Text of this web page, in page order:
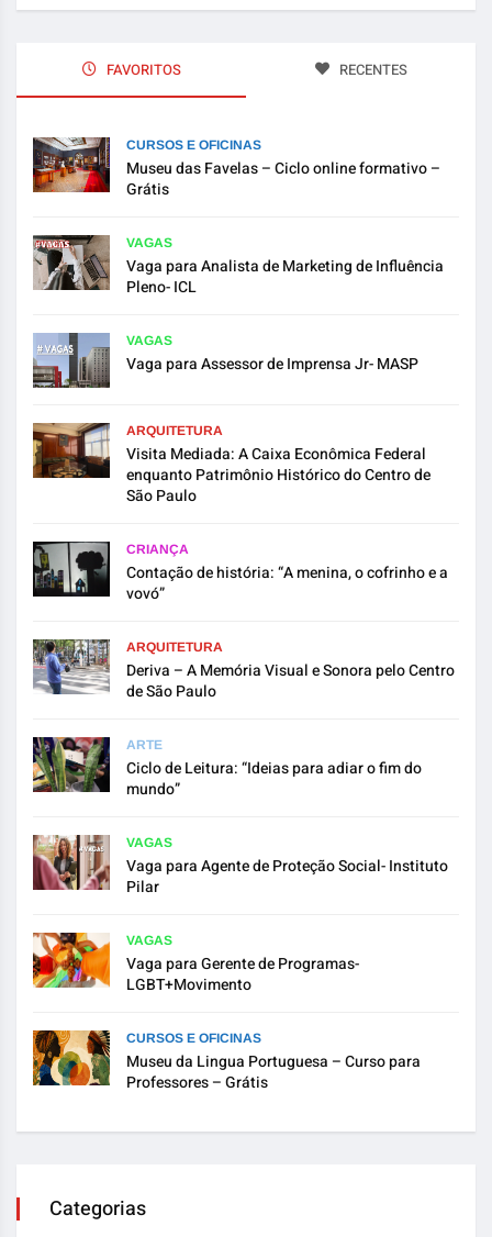
FAVORITOS RECENTES
CURSOS E OFICINAS
Museu das Favelas – Ciclo online formativo –
Grátis
VAGAS
Vaga para Analista de Marketing de Influência
Pleno- ICL
VAGAS
Vaga para Assessor de Imprensa Jr- MASP
ARQUITETURA
Visita Mediada: A Caixa Econômica Federal
enquanto Patrimônio Histórico do Centro de
São Paulo
CRIANÇA
Contação de história: “A menina, o cofrinho e a
vovó”
ARQUITETURA
Deriva – A Memória Visual e Sonora pelo Centro
de São Paulo
ARTE
Ciclo de Leitura: “Ideias para adiar o fim do
mundo”
VAGAS
Vaga para Agente de Proteção Social- Instituto
Pilar
VAGAS
Vaga para Gerente de Programas-
LGBT+Movimento
CURSOS E OFICINAS
Museu da Lingua Portuguesa – Curso para
Professores – Grátis
Categorias